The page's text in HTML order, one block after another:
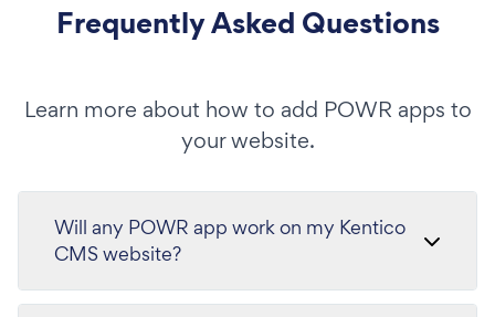
Frequently Asked Questions
Learn more about how to add POWR apps to
your website.
Will any POWR app work on my Kentico
CMS website?